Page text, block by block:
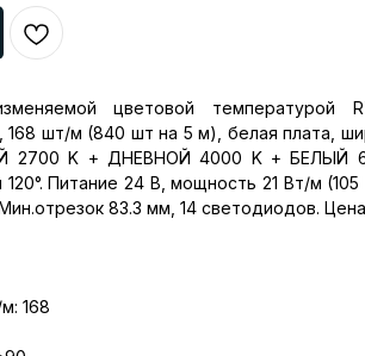
цветовой температурой
шт/м (840 шт на 5 м), белая плата,
2700 K + ДНЕВНОЙ 4000 K + БЕЛЫЙ
Питание 24 В, мощность 21 Вт/м (105
83.3 мм, 14 светодиодов. Цена
168